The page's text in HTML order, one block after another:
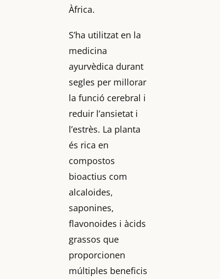
Àfrica.
S’ha utilitzat en la
medicina
ayurvèdica durant
segles per millorar
la funció cerebral i
reduir l’ansietat i
l’estrès. La planta
és rica en
compostos
bioactius com
alcaloides,
saponines,
flavonoides i àcids
grassos que
proporcionen
múltiples beneficis